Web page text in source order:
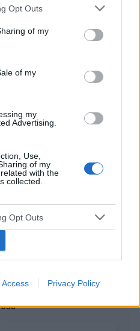
Opt Outs
of my
of my
my
Advertising.
Use,
of my
with the
collected.
Opt Outs
Access Privacy Policy
wargi sromowe
się z dość intymnym i
Mam 25 lat, miałam
seksualnych, w ostatnim
stosunek, następnego
wokół warg
miejsc intymnych
skórą na
posiadam problem
stany zapalne
ciągle się utrzymuje i